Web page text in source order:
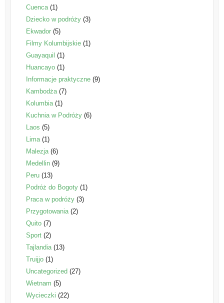
Cuenca(1)
Dziecko w podróży(3)
Ekwador(5)
Filmy Kolumbijskie(1)
Guayaquil (1)
Huancayo(1)
Informacje praktyczne(9)
Kambodża(7)
Kolumbia(1)
Kuchnia w Podróży(6)
Laos (5)
Lima(1)
Malezja(6)
Medellin(9)
Peru(13)
Podróż do Bogoty(1)
Praca w podróży(3)
Przygotowania(2)
Quito(7)
Sport(2)
Tajlandia(13)
Truijjo(1)
Uncategorized (27)
Wietnam (5)
Wycieczki (22)